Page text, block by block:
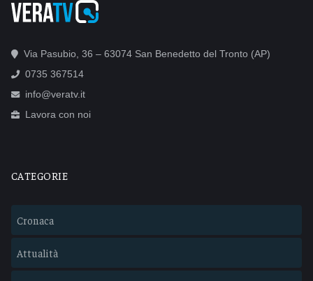
Via Pasubio, 36 – 63074 San Benedetto del Tronto (AP)
0735 367514
info@veratv.it
Lavora con noi
CATEGORIE
Cronaca
Attualità